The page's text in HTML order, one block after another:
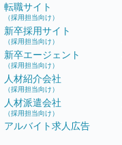
転職サイト
（採用担当向け）
新卒採用サイト
（採用担当向け）
新卒エージェント
（採用担当向け）
人材紹介会社
（採用担当向け）
人材派遣会社
（採用担当向け）
アルバイト求人広告